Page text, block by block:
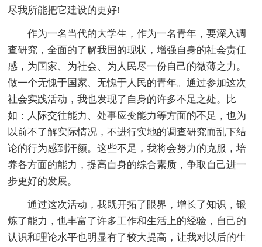
尽我所能把它建设的更好!
作为一名当代的大学生，作为一名青年，要深入调
查研究，全面的了解我国的现状，增强自身的社会责任
感，为国家、为社会、为人民尽一份自己的微薄之力。
做一个无愧于国家、无愧于人民的青年。通过参加这次
社会实践活动，我也发现了自身的许多不足之处。比
如：人际交往能力、处事应变能力等方面的不足，也为
以前不了解实际情况，不进行实地的调查研究而乱下结
论的行为感到汗颜。这些不足，我将会努力的克服，培
养各方面的能力，提高自身的综合素质，争取自己进一
步更好的发展。
通过这次活动，我既开拓了眼界，增长了知识，锻
炼了能力，也丰富了许多工作和生活上的经验，自己的
认识和理论水平也明显有了较大提高，让我对以后的生